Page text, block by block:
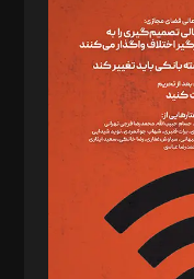
سروش کرمیان،
فائزه فتحی